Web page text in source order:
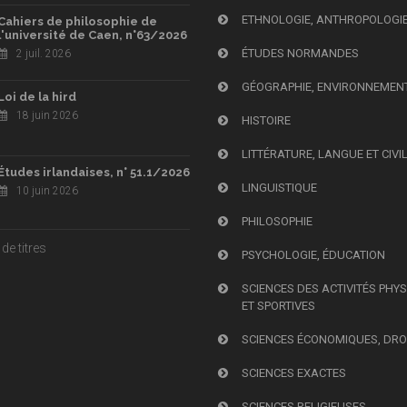
de philosophie de
de Caen, n°63/2026
2 juil. 2026
de la hird
18 juin 2026
irlandaises, n° 51.1/2026
10 juin 2026
titres
ETHNOLOGIE,
ÉTUDES NORMANDES
GÉOGRAPHIE,
HISTOIRE
LITTÉRATURE, LANGUE ET
LINGUISTIQUE
PHILOSOPHIE
PSYCHOLOGIE, ÉDUCATION
SCIENCES DES ACTIVITÉS
ET SPORTIVES
SCIENCES ÉCONOMIQUES,
SCIENCES EXACTES